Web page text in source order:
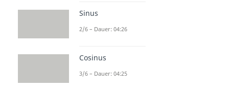
Sinus
2/6 – Dauer: 04:26
Cosinus
3/6 – Dauer: 04:25